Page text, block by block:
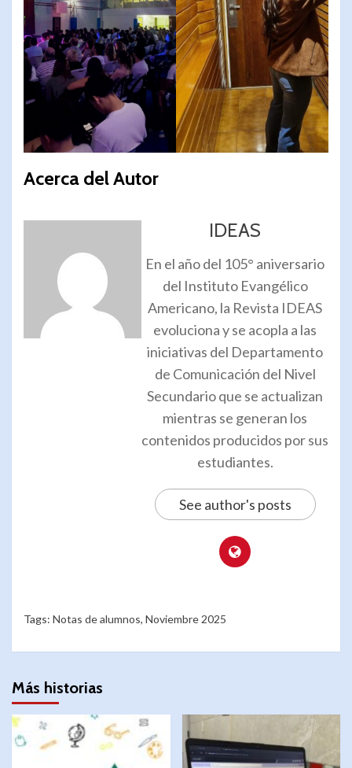
Acerca del Autor
IDEAS
En el año del 105° aniversario
del Instituto Evangélico
Americano, la Revista IDEAS
evoluciona y se acopla a las
iniciativas del Departamento
de Comunicación del Nivel
Secundario que se actualizan
mientras se generan los
contenidos producidos por sus
estudiantes.
See author's posts
Tags: Notas de alumnos, Noviembre 2025
Más historias